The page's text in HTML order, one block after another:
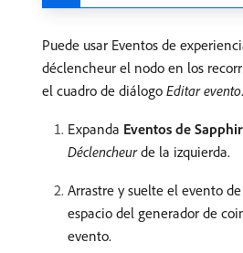
Puede usar Eventos de
déclencheur el nodo en los
el cuadro de diálogo Editar evento.
Expanda Eventos de
Déclencheurde la izquierda.
Arrastre y suelte el evento
espacio del generador de
evento.